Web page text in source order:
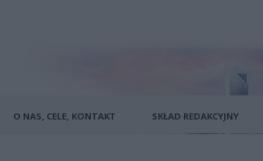
O NAS, CELE, KONTAKT SKŁAD REDAKCYJNY